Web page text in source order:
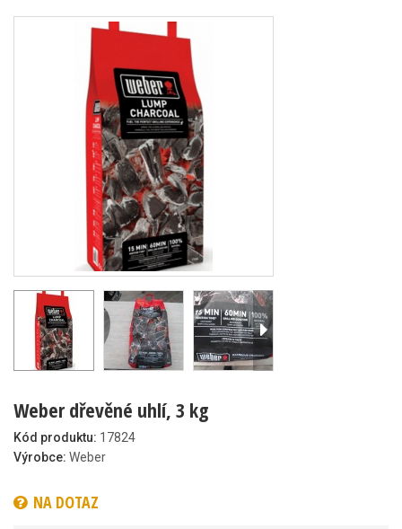
Weber dřevěné uhlí, 3 kg
Kód produktu: 17824
Výrobce: Weber
NA DOTAZ